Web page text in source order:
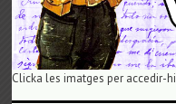
Clicka les imatges per accedir-hi